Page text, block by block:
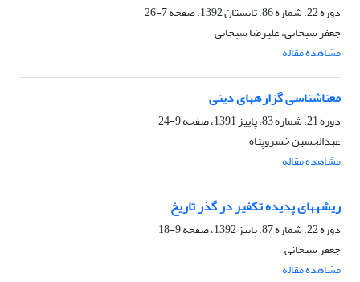
دوره 22، شماره 86، تابستان 1392، صفحه
7-26
جعفر سبحانی، علیرضا سبحانی
مشاهده مقاله
معناشناسی گزاره‏های دینی
دوره 21، شماره 83، پاییز 1391، صفحه
9-24
عبدالحسین خسروپناه
مشاهده مقاله
ریشه‏های پدیده تکفیر در گذر تاریخ
دوره 22، شماره 87، پاییز 1392، صفحه
9-18
جعفر سبحانی
مشاهده مقاله